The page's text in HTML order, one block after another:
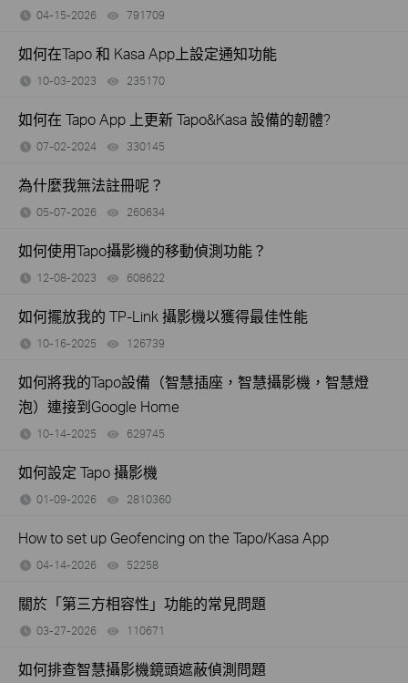
04-15-2026 791709
如何在Tapo 和 Kasa App上設定通知功能
10-03-2023 235170
如何在 Tapo App 上更新 Tapo&Kasa 設備的韌體?
07-02-2024 330145
為什麼我無法註冊呢？
05-07-2026 260634
如何使用Tapo攝影機的移動偵測功能？
12-08-2023 608622
如何擺放我的 TP-Link 攝影機以獲得最佳性能
10-16-2025 126739
如何將我的Tapo設備（智慧插座，智慧攝影機，智慧燈
泡）連接到Google Home
10-14-2025 629745
如何設定 Tapo 攝影機
01-09-2026 2810360
How to set up Geofencing on the Tapo/Kasa App
04-14-2026 52258
關於「第三方相容性」功能的常見問題
03-27-2026 110671
如何排查智慧攝影機鏡頭遮蔽偵測問題